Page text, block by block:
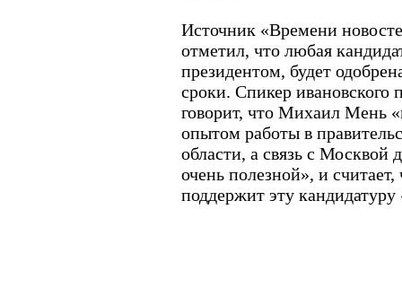
Источник «Времени
отметил, что любая
президентом, будет
сроки. Спикер
говорит, что Михаил Мень
опытом работы в
области, а связь с Москвой
очень полезной», и
поддержит эту